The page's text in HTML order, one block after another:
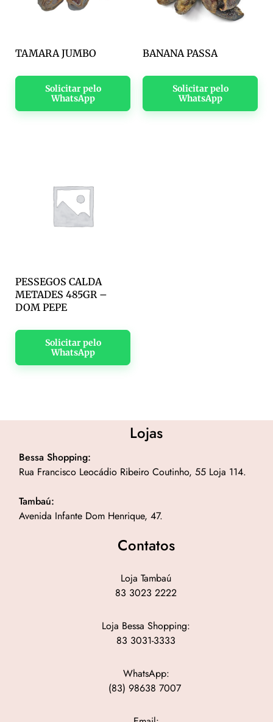
TAMARA JUMBO
Solicitar pelo
WhatsApp
BANANA PASSA
Solicitar pelo
WhatsApp
PESSEGOS CALDA
METADES 485GR –
DOM PEPE
Solicitar pelo
WhatsApp
Lojas
Bessa Shopping:
Rua Francisco Leocádio Ribeiro Coutinho, 55 Loja 114.
Tambaú:
Avenida Infante Dom Henrique, 47.
Contatos
Loja Tambaú
83 3023 2222
Loja Bessa Shopping:
83 3031-3333
WhatsApp:
(83) 98638 7007